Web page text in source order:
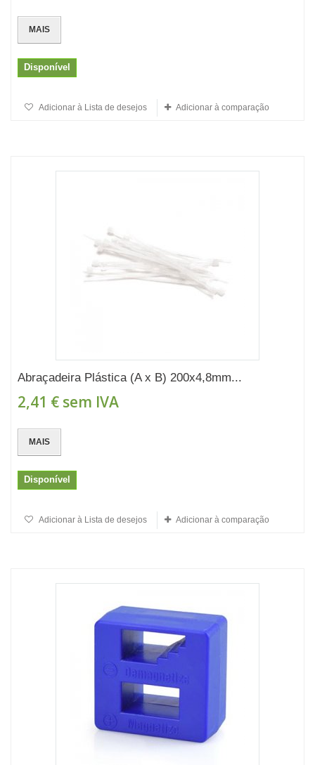
MAIS
Disponível
Adicionar à Lista de desejos Adicionar à comparação
Abraçadeira Plástica (A x B) 200x4,8mm...
2,41 € sem IVA
MAIS
Disponível
Adicionar à Lista de desejos Adicionar à comparação